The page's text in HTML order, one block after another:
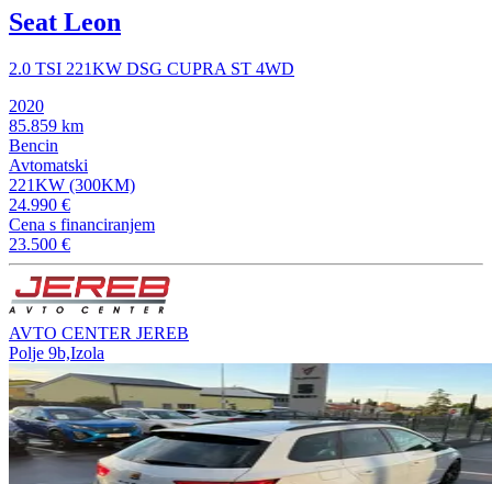
Seat Leon
2.0 TSI 221KW DSG CUPRA ST 4WD
2020
85.859 km
Bencin
Avtomatski
221KW (300KM)
24.990 €
Cena s financiranjem
23.500 €
AVTO CENTER JEREB
Polje 9b,Izola